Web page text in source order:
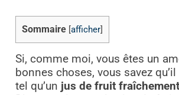
Sommaire afficher]
Si, comme moi, vous êtes un
bonnes choses, vous savez qu’il
tel qu’un jus de fruit